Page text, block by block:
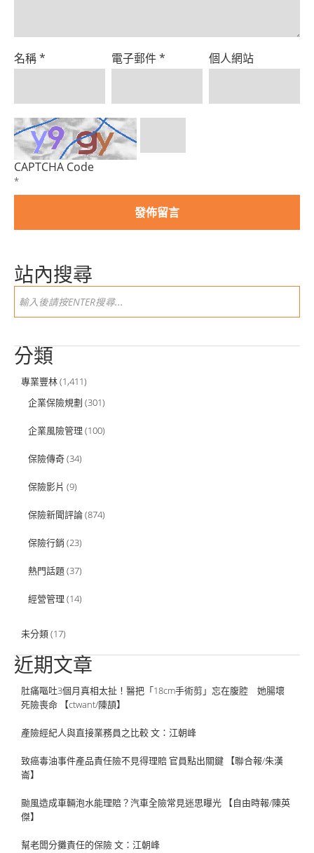
名稱* 電子郵件* 個人網站
CAPTCHA Code
*
站內搜尋
分類
專業豐林(1,411)
企業保險規劃 (301)
企業風險管理 (100)
保險傳奇(34)
保險影片 (9)
保險新聞評論(874)
保險行銷 (23)
熱門話題(37)
經營管理 (14)
未分類(17)
近期文章
肚痛嘔吐3個月真相太扯！醫把「18cm手術剪」忘在腹腔 她腸壞
死險喪命 【ctwant/陳頡】
產險經紀人與直接業務員之比較 文：江朝峰
致癌毒油事件產品責任險不見得理賠 官員點出關鍵 【聯合報/朱漢
崙】
颱風造成車輛泡水能理賠？汽車全險常見迷思曝光 【自由時報/陳英
傑】
幫老闆分攤責任的保險 文：江朝峰